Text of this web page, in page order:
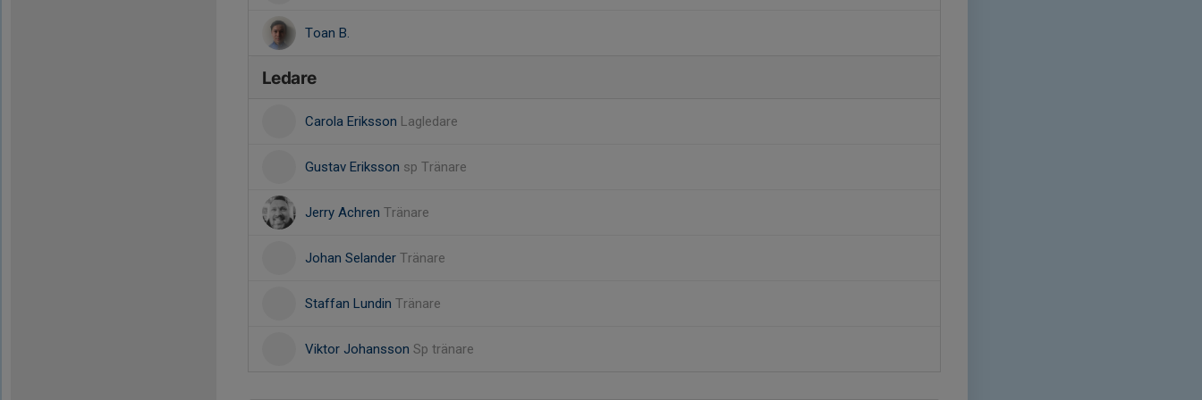
Toan B.
Ledare
Carola Eriksson Lagledare
Gustav Eriksson sp Tränare
Jerry Achren Tränare
Johan Selander Tränare
Staffan Lundin Tränare
Viktor Johansson Sp tränare